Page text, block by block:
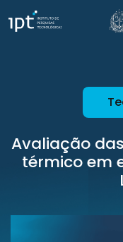
Avaliação
térmico em